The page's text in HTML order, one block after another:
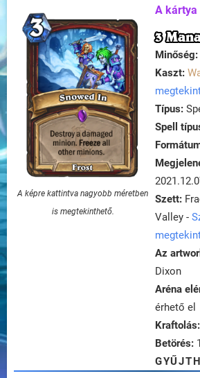
A képre kattintva nagyobb méretben
is megtekinthető.
A kártya
3
Minőség:
Kaszt:
Típus:
Spell
Szett:
Valley -
Az
Dixon
Aréna
érhető el
Kraftolás:
Betörés: